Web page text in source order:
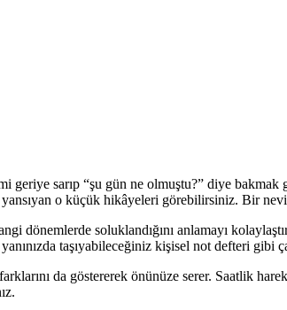
sarıp “şu gün ne olmuştu?” diye
o küçük hikâyeleri görebilirsiniz. Bir
dönemlerde soluklandığını anlamayı
taşıyabileceğiniz kişisel not defteri gibi
da göstererek önünüze serer. Saatlik